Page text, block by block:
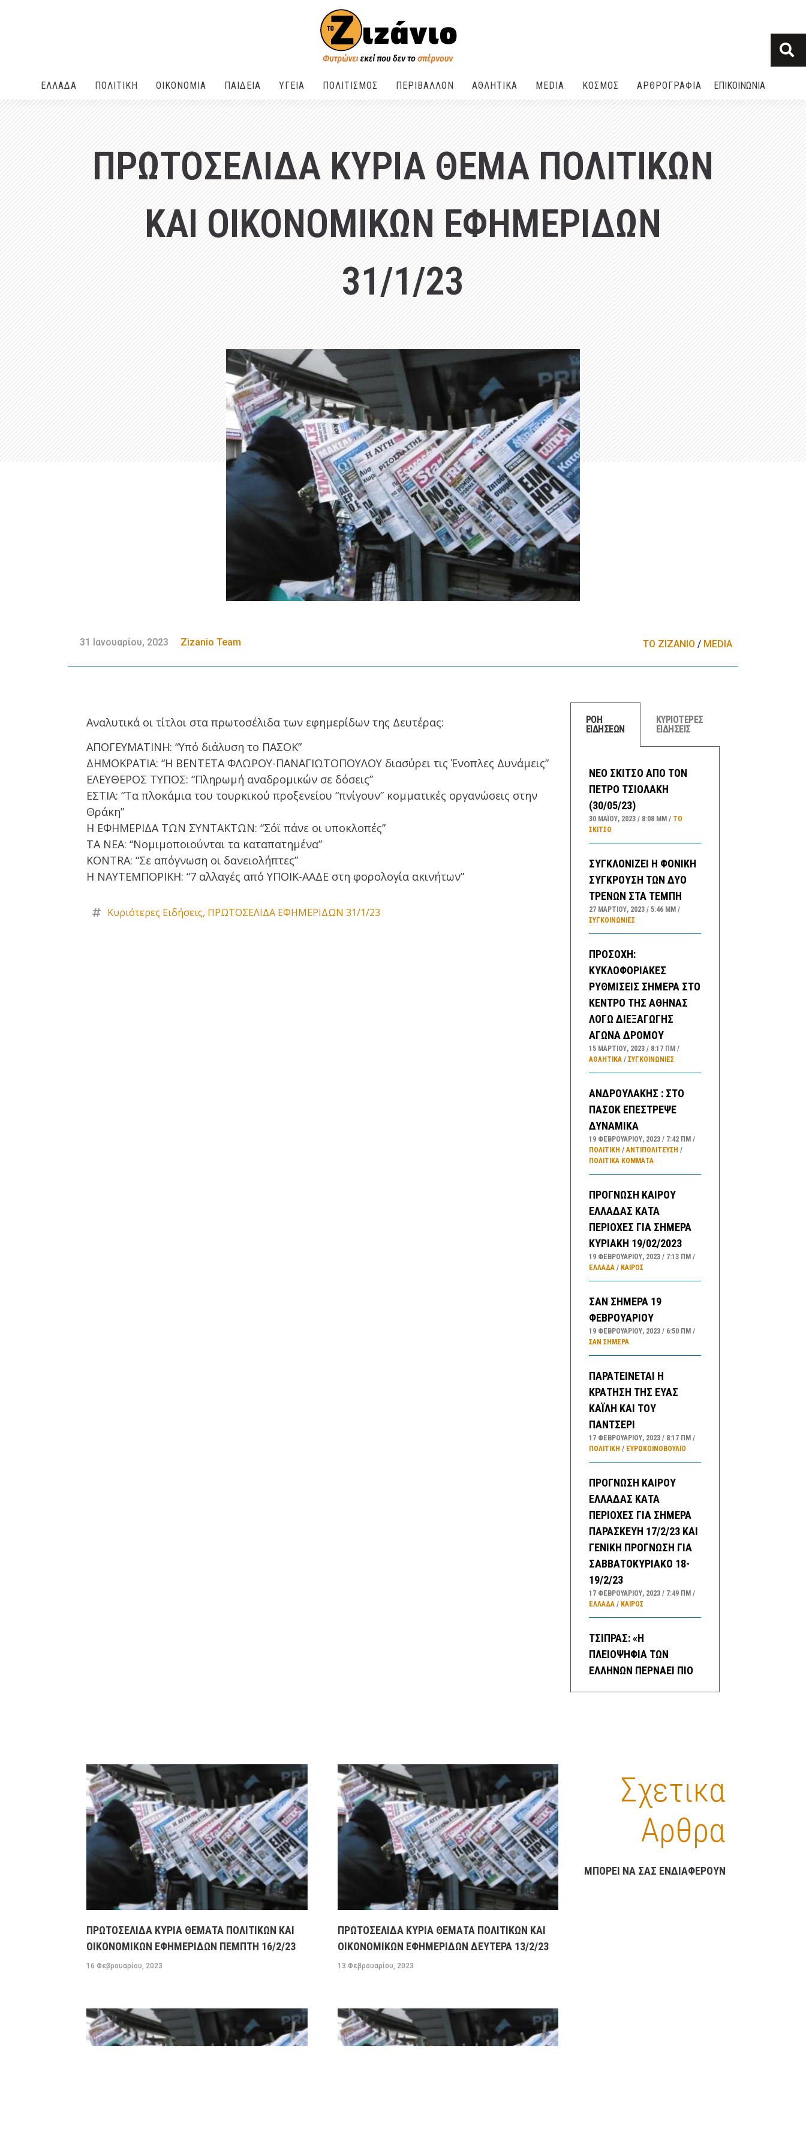
ΕΛΛΑΔA ΠΟΛΙΤΙΚΗ ΟΙΚΟΝΟΜΙΑ ΠΑΙΔΕΙΑ ΥΓΕΙΑ ΠΟΛΙΤΙΣΜΟΣ ΠΕΡΙΒΑΛΛΟΝ ΑΘΛΗΤΙΚΑ MEDIA ΚΟΣΜΟΣ ΑΡΘΡΟΓΡΑΦΙΑ ΕΠΙΚΟΙΝΩΝΙΑ
ΠΡΩΤΟΣΕΛΙΔΑ ΚΥΡΙΑ ΘΕΜΑ ΠΟΛΙΤΙΚΩΝ
ΚΑΙ ΟΙΚΟΝΟΜΙΚΩΝ ΕΦΗΜΕΡΙΔΩΝ
31/1/23
31 Ιανουαρίου, 2023 Zizanio Team ΤΟ ΖΙΖΑΝΙΟ / MEDIA
Αναλυτικά οι τίτλοι στα πρωτοσέλιδα των εφημερίδων της Δευτέρας:
ΑΠΟΓΕΥΜΑΤΙΝΗ: “Υπό διάλυση το ΠΑΣΟΚ”
ΔΗΜΟΚΡΑΤΙΑ: “Η ΒΕΝΤΕΤΑ ΦΛΩΡΟΥ-ΠΑΝΑΓΙΩΤΟΠΟΥΛΟΥ διασύρει τις Ένοπλες Δυνάμεις”
ΕΛΕΥΘΕΡΟΣ ΤΥΠΟΣ: “Πληρωμή αναδρομικών σε δόσεις”
ΕΣΤΙΑ: “Τα πλοκάμια του τουρκικού προξενείου “πνίγουν” κομματικές οργανώσεις στην
Θράκη”
Η ΕΦΗΜΕΡΙΔΑ ΤΩΝ ΣΥΝΤΑΚΤΩΝ: “Σόϊ πάνε οι υποκλοπές”
TA NEA: “Νομιμοποιούνται τα καταπατημένα”
KONTRA: “Σε απόγνωση οι δανειολήπτες”
Η ΝΑΥΤΕΜΠΟΡΙΚΗ: “7 αλλαγές από ΥΠΟΙΚ-ΑΑΔΕ στη φορολογία ακινήτων”
Κυριότερες Ειδήσεις, ΠΡΩΤΟΣΕΛΙΔΑ ΕΦΗΜΕΡΙΔΩΝ 31/1/23
ΡΟΗ
ΕΙΔΗΣΕΩΝ
ΚΥΡΙΟΤΕΡΕΣ
ΕΙΔΗΣΕΙΣ
ΝΕΟ ΣΚΙΤΣΟ ΑΠΟ ΤΟΝ
ΠΕΤΡΟ ΤΣΙΟΛΑΚΗ
(30/05/23)
30 ΜΑΪ́ΟΥ, 2023 8:08 ΜΜ
ΤΟ
ΣΚΊΤΣΟ
ΣΥΓΚΛΟΝΙΖΕΙ Η ΦΟΝΙΚΗ
ΣΥΓΚΡΟΥΣΗ ΤΩΝ ΔΥΟ
ΤΡΕΝΩΝ ΣΤΑ ΤΕΜΠΗ
27 ΜΑΡΤΊΟΥ, 2023 5:46 ΜΜ
ΣΥΓΚΟΙΝΩΝΊΕΣ
ΠΡΟΣΟΧΗ:
ΚΥΚΛΟΦΟΡΙΑΚΕΣ
ΡΥΘΜΙΣΕΙΣ ΣΗΜΕΡΑ ΣΤΟ
ΚΕΝΤΡΟ ΤΗΣ ΑΘΗΝΑΣ
ΛΟΓΩ ΔΙΕΞΑΓΩΓΗΣ
ΑΓΩΝΑ ΔΡΟΜΟΥ
15 ΜΑΡΤΊΟΥ, 2023 8:17 ΠΜ
ΑΘΛΗΤΙΚΑ/ ΣΥΓΚΟΙΝΩΝΊΕΣ
ΑΝΔΡΟΥΛΑΚΗΣ : ΣΤΟ
ΠΑΣΟΚ ΕΠΕΣΤΡΕΨΕ
ΔΥΝΑΜΙΚΑ
19 ΦΕΒΡΟΥΑΡΊΟΥ, 2023 7:42 ΠΜ
ΠΟΛΙΤΙΚΗ /ΑΝΤΙΠΟΛΊΤΕΥΣΗ /
ΠΟΛΙΤΙΚΆ ΚΌΜΜΑΤΑ
ΠΡΟΓΝΩΣΗ ΚΑΙΡΟΥ
ΕΛΛΑΔΑΣ ΚΑΤΑ
ΠΕΡΙΟΧΕΣ ΓΙΑ ΣΗΜΕΡΑ
ΚΥΡΙΑΚΗ 19/02/2023
19 ΦΕΒΡΟΥΑΡΊΟΥ, 2023 7:13 ΠΜ
ΕΛΛΑΔA/ ΚΑΙΡΌΣ
ΣΑΝ ΣΗΜΕΡΑ 19
ΦΕΒΡΟΥΑΡΙΟΥ
19 ΦΕΒΡΟΥΑΡΊΟΥ, 2023 6:50 ΠΜ
ΣΑΝ ΣΉΜΕΡΑ
ΠΑΡΑΤΕΙΝΕΤΑΙ Η
ΚΡΑΤΗΣΗ ΤΗΣ ΕΥΑΣ
ΚΑΪΛΗ ΚΑΙ ΤΟΥ
ΠΑΝΤΣΕΡΙ
17 ΦΕΒΡΟΥΑΡΊΟΥ, 2023 8:17 ΠΜ
ΠΟΛΙΤΙΚΗ / ΕΥΡΩΚΟΙΝΟΒΟΥΛΙΟ
ΠΡΟΓΝΩΣΗ ΚΑΙΡΟΥ
ΕΛΛΑΔΑΣ ΚΑΤΑ
ΠΕΡΙΟΧΕΣ ΓΙΑ ΣΗΜΕΡΑ
ΠΑΡΑΣΚΕΥΗ 17/2/23 ΚΑΙ
ΓΕΝΙΚΗ ΠΡΟΓΝΩΣΗ ΓΙΑ
ΣΑΒΒΑΤΟΚΥΡΙΑΚΟ 18-
19/2/23
17 ΦΕΒΡΟΥΑΡΊΟΥ, 2023 7:49 ΠΜ
ΕΛΛΑΔA/ ΚΑΙΡΌΣ
ΤΣΙΠΡΑΣ: «Η
ΠΛΕΙΟΨΗΦΙΑ ΤΩΝ
ΕΛΛΗΝΩΝ ΠΕΡΝΑΕΙ ΠΙΟ
ΠΕΡΙΛΑΜΒΑΝΕΙ ΤΟ
“ΣΑΡΑΚΟΣΤΙΑΝΟ
16 ΦΕΒΡΟΥΑΡΊΟΥ, 2023
3:35 ΜΜ
ΚΑΛΑΘΙ ΝΟΙΚΟΚΥΡΙΟΥ
ΠΡΟΓΝΩΣΗ ΚΑΙΡΟΥ
ΠΡΩΤΟΣΕΛΙΔΑ ΚΥΡΙΑ ΘΕΜΑΤΑ ΠΟΛΙΤΙΚΩΝ ΚΑΙ
ΟΙΚΟΝΟΜΙΚΩΝ ΕΦΗΜΕΡΙΔΩΝ ΠΕΜΠΤΗ 16/2/23
16 Φεβρουαρίου, 2023
ΠΡΩΤΟΣΕΛΙΔΑ ΚΥΡΙΑ ΘΕΜΑΤΑ ΠΟΛΙΤΙΚΩΝ ΚΑΙ
ΟΙΚΟΝΟΜΙΚΩΝ ΕΦΗΜΕΡΙΔΩΝ ΔΕΥΤΕΡΑ 13/2/23
13 Φεβρουαρίου, 2023
Σχετικα
Αρθρα
ΜΠΟΡΕΙ ΝΑ ΣΑΣ ΕΝΔΙΑΦΕΡΟΥΝ